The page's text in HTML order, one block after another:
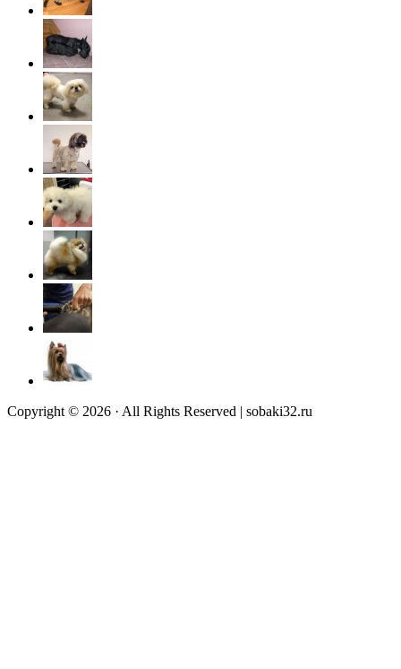
Copyright © 2026 · All Rights Reserved | sobaki32.ru